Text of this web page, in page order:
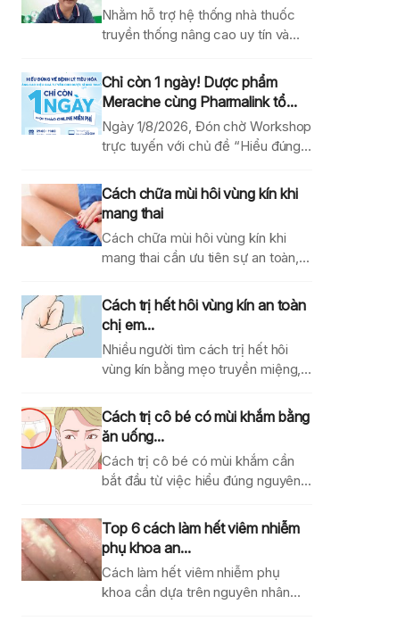
Nhằm hỗ trợ hệ thống nhà thuốc
truyền thống nâng cao uy tín và
Chỉ còn 1 ngày! Dược phẩm
Meracine cùng Pharmalink tổ...
Ngày 1/8/2026, Đón chờ Workshop
trực tuyến với chủ đề “Hiểu đúng
Cách chữa mùi hôi vùng kín khi
mang thai
Cách chữa mùi hôi vùng kín khi
mang thai cần ưu tiên sự an toàn,...
Cách trị hết hôi vùng kín an toàn
chị em...
Nhiều người tìm cách trị hết hôi
vùng kín bằng mẹo truyền miệng,
Cách trị cô bé có mùi khắm bằng
ăn uống...
Cách trị cô bé có mùi khắm cần
bắt đầu từ việc hiểu đúng nguyên...
Top 6 cách làm hết viêm nhiễm
phụ khoa an...
Cách làm hết viêm nhiễm phụ
khoa cần dựa trên nguyên nhân